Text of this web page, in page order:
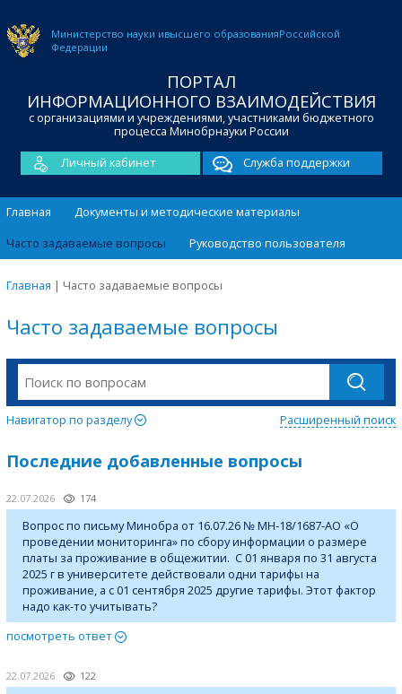
Министерство науки ивысшего образованияРоссийской
Федерации
ПОРТАЛ
ИНФОРМАЦИОННОГО ВЗАИМОДЕЙСТВИЯ
с организациями и учреждениями, участниками бюджетного
процесса Минобрнауки России
Личный кабинет
Служба поддержки
Главная
Документы и методические материалы
Часто задаваемые вопросы
Руководство пользователя
Главная | Часто задаваемые вопросы
Часто задаваемые вопросы
Навигатор по разделу Расширенный поиск
Последние добавленные вопросы
22.07.2026 174
Вопрос по письму Минобра от 16.07.26 № МН-18/1687-АО «О
проведении мониторинга» по сбору информации о размере
платы за проживание в общежитии. С 01 января по 31 августа
2025 г в университете действовали одни тарифы на
проживание, а с 01 сентября 2025 другие тарифы. Этот фактор
надо как-то учитывать?
посмотреть ответ
22.07.2026 122